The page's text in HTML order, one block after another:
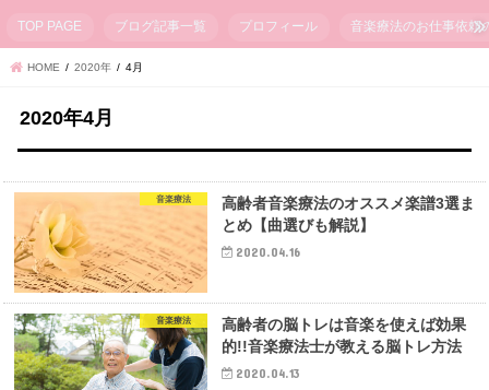
TOP PAGE ブログ記事一覧 プロフィール 音楽療法のお仕事依頼
HOME 2020年 4月
2020年4月
音楽療法
高齢者音楽療法のオススメ楽譜3選ま
とめ【曲選びも解説】
2020.04.16
音楽療法
高齢者の脳トレは音楽を使えば効果
的!!音楽療法士が教える脳トレ方法
2020.04.13